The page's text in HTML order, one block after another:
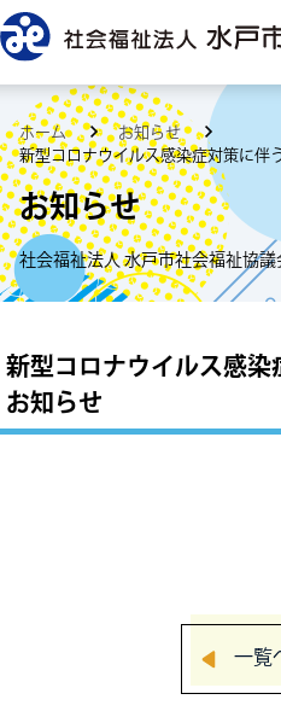
ホーム
お知らせ
新型コロナウイルス感染症対策に伴
お知らせ
社会福祉法人 水戸市社会福祉協
新型コロナウイルス感
お知らせ
一覧